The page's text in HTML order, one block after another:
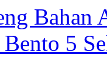
Bahan
5